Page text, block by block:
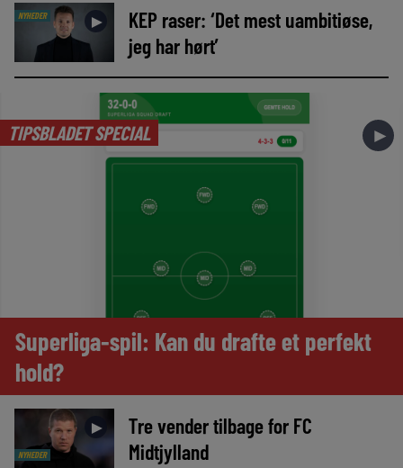
NYHEDER ►
KEP raser: ‘Det mest uambitiøse,
jeg har hørt’
TIPSBLADET SPECIAL ►
Superliga-spil: Kan du drafte et perfekt
hold?
NYHEDER
►
Tre vender tilbage for FC
Midtjylland